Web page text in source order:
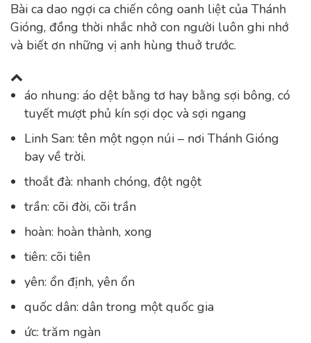
Bài ca dao ngợi ca chiến công oanh liệt của Thánh
Gióng, đồng thời nhắc nhở con người luôn ghi nhớ
và biết ơn những vị anh hùng thuở trước.
áo nhung: áo dệt bằng tơ hay bằng sợi bông, có
tuyết mượt phủ kín sợi dọc và sợi ngang
Linh San: tên một ngọn núi – nơi Thánh Gióng
bay về trời.
thoắt đà: nhanh chóng, đột ngột
trần: cõi đời, cõi trần
hoàn: hoàn thành, xong
tiên: cõi tiên
yên: ổn định, yên ổn
quốc dân: dân trong một quốc gia
ức: trăm ngàn